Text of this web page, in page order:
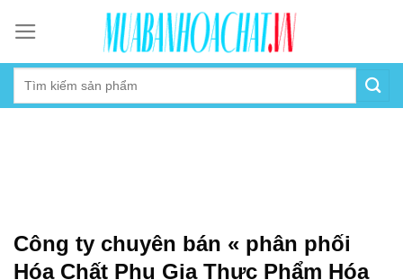
content
Công ty chuyên bán « phân phối
Hóa Chất Phụ Gia Thực Phẩm Hóa